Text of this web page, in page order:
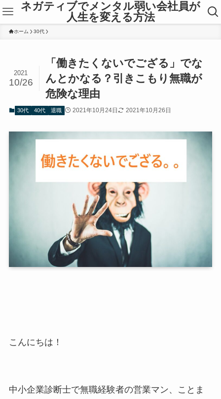
ネガティブでメンタル弱い会社員が
人生を変える方法
ホーム 30代
「働きたくないでござる」でな
んとかなる？引きこもり無職が
危険な理由
2021
10/26
30代 40代 退職 2021年10月24日 2021年10月26日
こんにちは！
中小企業診断士で無職経験者の営業マン、ことま